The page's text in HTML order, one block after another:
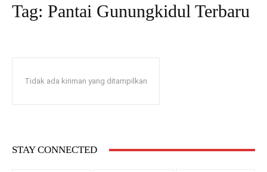
Tag: Pantai Gunungkidul Terbaru
Tidak ada kiriman yang ditampilkan
STAY CONNECTED